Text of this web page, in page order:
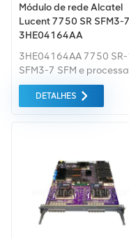
Módulo de rede Alcatel
Lucent 7750 SR SFM3-7
3HE04164AA
3HE04164AA 7750
SFM3-7 SFM e
de controle
3HE04164AAAE 02
DETALHES